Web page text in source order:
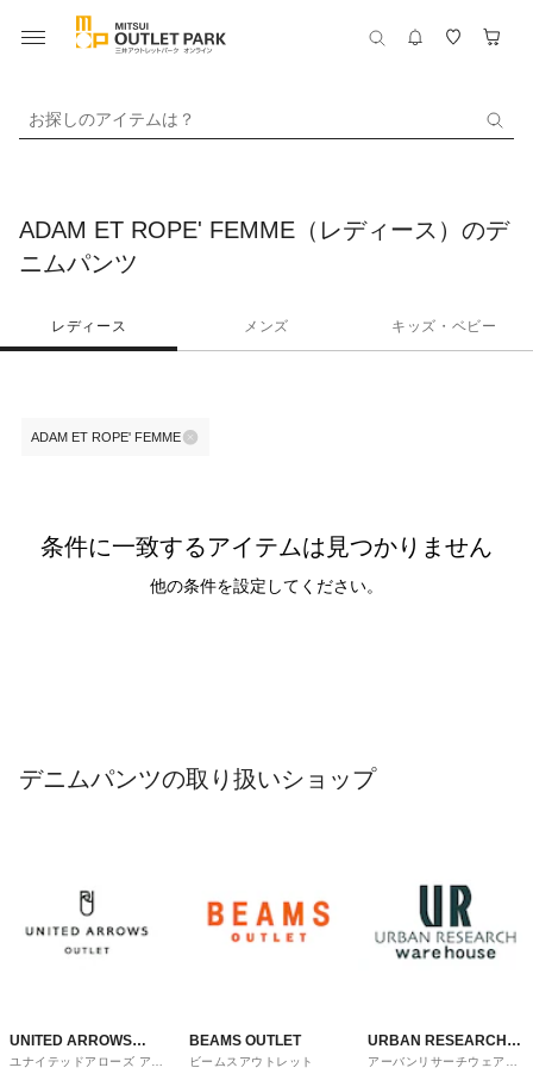
お探しのアイテムは？
ADAM ET ROPE' FEMME（レディース）のデ
ニムパンツ
レディース メンズ キッズ・ベビー
ADAM ET ROPE' FEMME
条件に一致するアイテムは見つかりません
他の条件を設定してください。
デニムパンツの取り扱いショップ
UNITED ARROWS
OUTLET
ユナイテッドアローズ アウ
BEAMS OUTLET
ビームスアウトレット
URBAN RESEARCH
ware house
アーバンリサーチウェアハ